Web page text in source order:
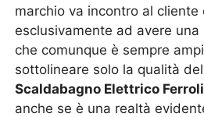
marchio va incontro al cliente
esclusivamente ad avere
che comunque è sempre
sottolineare solo la qualità
Scaldabagno Elettrico
anche se è una realtà